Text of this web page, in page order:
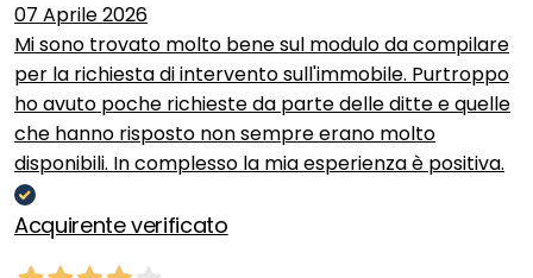
07 Aprile 2026
Mi sono trovato molto bene sul modulo da compilare
per la richiesta di intervento sull'immobile. Purtroppo
ho avuto poche richieste da parte delle ditte e quelle
che hanno risposto non sempre erano molto
disponibili. In complesso la mia esperienza è positiva.
Acquirente verificato